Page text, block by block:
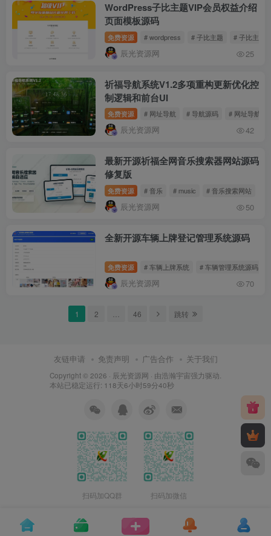
WordPress子比主题VIP会员权益介绍
页面模板源码
免费资源 # wordpress # 子比主题 # 子比主题
辰光资源网 25
祈福导航系统V1.2多项重构更新优化控
制逻辑和前台UI
免费资源 # 网址导航 # 导航源码 # 网址导航系
辰光资源网 42
最新开源祈福全网音乐搜索器网站源码
修复版
免费资源 # 音乐 # music # 音乐搜索网站
辰光资源网 50
全新开源车辆上牌登记管理系统源码
免费资源 # 车辆上牌系统 # 车辆管理系统源码
辰光资源网 70
1 2 … 46 跳转
友链申请 免责声明 广告合作 关于我们
Copyright © 2026 · 辰光资源网 · 由浩瀚宇宙强力驱动.
本站已稳定运行: 118天6小时59分40秒
扫码加QQ群 扫码加微信